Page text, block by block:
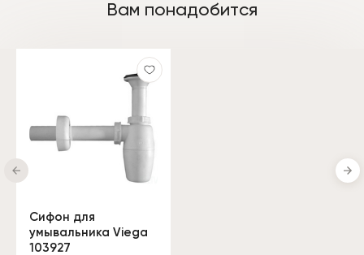
Вам понадобится
Сифон для
умывальника Viega
103927